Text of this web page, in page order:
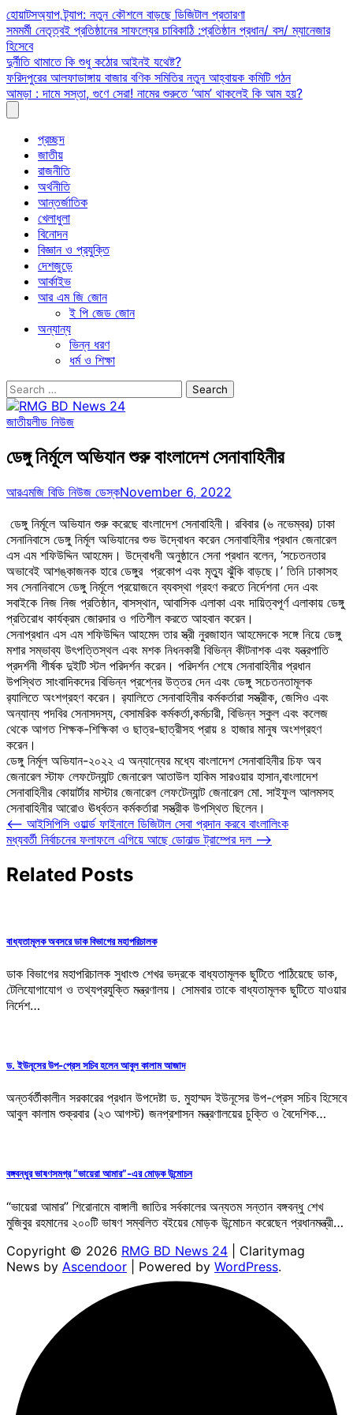
Skip
to
content
হোয়াটসঅ্যাপ ট্র্যাপ: নতুন কৌশলে বাড়ছে ডিজিটাল প্রতারণা
সমমর্মী নেতৃত্বই প্রতিষ্ঠানের সাফল্যের চাবিকাঠি :প্রতিষ্ঠান প্রধান/ বস/ ম্যানেজার
হিসেবে
দুর্নীতি থামাতে কি শুধু কঠোর আইনই যথেষ্ট?
ফরিদপুরের আলফাডাঙ্গায় বাজার বণিক সমিতির নতুন আহ্বায়ক কমিটি গঠন
আমড়া : দামে সস্তা, গুণে সেরা! নামের শুরুতে ‘আম’ থাকলেই কি আম হয়?
প্রচ্ছদ
জাতীয়
রাজনীতি
অর্থনীতি
আন্তর্জাতিক
খেলাধুলা
বিনোদন
বিজ্ঞান ও প্রযুক্তি
দেশজুড়ে
আর্কাইভ
আর এম জি জোন
ই পি জেড জোন
অন্যান্য
ভিন্ন ধরণ
ধর্ম ও শিক্ষা
Search
for:
জাতীয়লীড নিউজ
ডেঙ্গু নির্মূলে অভিযান শুরু বাংলাদেশ সেনাবাহিনীর
আরএমজি বিডি নিউজ ডেস্কNovember 6, 2022
ডেঙ্গু নির্মূলে অভিযান শুরু করেছে বাংলাদেশ সেনাবাহিনী। রবিবার (৬ নভেম্বর) ঢাকা
সেনানিবাসে ডেঙ্গু নির্মূল অভিযানের শুভ উদ্বোধন করেন সেনাবাহিনীর প্রধান জেনারেল
এস এম শফিউদ্দিন আহমেদ। উদ্বোধনী অনুষ্ঠানে সেনা প্রধান বলেন, ‘সচেতনতার
অভাবেই আশঙ্কাজনক হারে ডেঙ্গুর প্রকোপ এবং মৃত্যু ঝুঁকি বাড়ছে।’ তিনি ঢাকাসহ
সব সেনানিবাসে ডেঙ্গু নির্মূলে প্রয়োজনে ব্যবস্থা গ্রহণ করতে নির্দেশনা দেন এবং
সবাইকে নিজ নিজ প্রতিষ্ঠান, বাসস্থান, আবাসিক এলাকা এবং দায়িত্বপূর্ণ এলাকায় ডেঙ্গু
প্রতিরোধ কার্যক্রম জোরদার ও গতিশীল করতে আহবান করেন।
সেনাপ্রধান এস এম শফিউদ্দিন আহমেদ তার স্ত্রী নুরজাহান আহমেদকে সঙ্গে নিয়ে ডেঙ্গু
মশার সম্ভাব্য উৎপত্তিস্থল এবং মশক নিধনকারী বিভিন্ন কীটনাশক এবং যন্ত্রপাতি
প্রদর্শনী শীর্ষক দুইটি স্টল পরিদর্শন করেন। পরিদর্শন শেষে সেনাবাহিনীর প্রধান
উপস্থিত সাংবাদিকদের বিভিন্ন প্রশ্নের উত্তর দেন এবং ডেঙ্গু সচেতনতামূলক
র‍্যালিতে অংশগ্রহণ করেন। র‍্যালিতে সেনাবাহিনীর কর্মকর্তারা সস্ত্রীক, জেসিও এবং
অন্যান্য পদবির সেনাসদস্য, বেসামরিক কর্মকর্তা,কর্মচারী, বিভিন্ন স্কুল এবং কলেজ
থেকে আগত শিক্ষক-শিক্ষিকা ও ছাত্র-ছাত্রীসহ প্রায় ৪ হাজার মানুষ অংশগ্রহণ
করেন।
ডেঙ্গু নির্মূল অভিযান-২০২২ এ অন্যান্যের মধ্যে বাংলাদেশ সেনাবাহিনীর চিফ অব
জেনারেল স্টাফ লেফটেন্যান্ট জেনারেল আতাউল হাকিম সারওয়ার হাসান,বাংলাদেশ
সেনাবাহিনীর কোয়ার্টার মাস্টার জেনারেল লেফটেন্যান্ট জেনারেল মো. সাইফুল আলমসহ
সেনাবাহিনীর আরোও ঊর্ধ্বতন কর্মকর্তারা সস্ত্রীক উপস্থিত ছিলেন।
Post
navigation
⟵ আইসিপিসি ওয়ার্ল্ড ফাইনালে ডিজিটাল সেবা প্রদান করবে বাংলালিংক
মধ্যবর্তী নির্বাচনের ফলাফলে এগিয়ে আছে ডোনাল্ড ট্রাম্পের দল ⟶
Related Posts
বাধ্যতামূলক অবসরে ডাক বিভাগের মহাপরিচালক
ডাক বিভাগের মহাপরিচালক সুধাংশু শেখর ভদ্রকে বাধ্যতামূলক ছুটিতে পাঠিয়েছে ডাক,
টেলিযোগাযোগ ও তথ্যপ্রযুক্তি মন্ত্রণালয়। সোমবার তাকে বাধ্যতামূলক ছুটিতে যাওয়ার
নির্দেশ…
ড. ইউনূসের উপ-প্রেস সচিব হলেন আবুল কালাম আজাদ
অন্তর্বর্তীকালীন সরকারের প্রধান উপদেষ্টা ড. মুহাম্মদ ইউনূসের উপ-প্রেস সচিব হিসেবে
আবুল কালাম শুক্রবার (২৩ আগস্ট) জনপ্রশাসন মন্ত্রণালয়ের চুক্তি ও বৈদেশিক…
বঙ্গবন্ধুর ভাষণসমগ্র “ভায়েরা আমার”-এর মোড়ক উন্মোচন
“ভায়েরা আমার” শিরোনামে বাঙ্গালী জাতির সর্বকালের অন্যতম সন্তান বঙ্গবন্ধু শেখ
মুজিবুর রহমানের ২০০টি ভাষণ সম্বলিত বইয়ের মোড়ক উন্মোচন করেছেন প্রধানমন্ত্রী…
Copyright © 2026 RMG BD News 24 | Claritymag
News by Ascendoor | Powered by WordPress.